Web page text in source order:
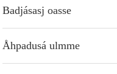
Badjásasj oasse
Åhpadusá ulmme